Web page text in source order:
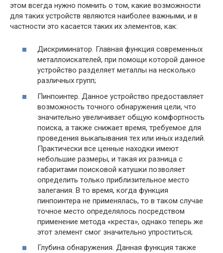
этом всегда нужно помнить о том, какие возможности
для таких устройств являются наиболее важными, и в
частности это касается таких их элементов, как:
Дискриминатор. Главная функция современных
металлоискателей, при помощи которой данное
устройство разделяет металлы на несколько
различных групп;
Пинпоинтер. Данное устройство предоставляет
возможность точного обнаружения цели, что
значительно увеличивает общую комфортность
поиска, а также снижает время, требуемое для
проведения выкапывания тех или иных изделий.
Практически все ценные находки имеют
небольшие размеры, и такая их разница с
габаритами поисковой катушки позволяет
определить только приблизительное место
залегания. В то время, когда функция
пинпоинтера не применялась, то в таком случае
точное место определялось посредством
применение метода «креста», однако теперь же
этот элемент смог значительно упроститься;
Глубина обнаружения. Данная функция также